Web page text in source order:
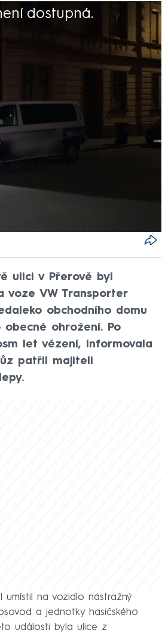
dostupná.
ohrožoval v Lipsku dron,
ulici v Přerově byl
voze VW Transporter
obchodního domu
ohrožení. Po
let vězení, informovala
patřil majiteli
umístil na vozidlo nástražný
a jednotky hasičského
události byla ulice z